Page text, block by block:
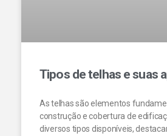
Tipos de telhas e suas
As telhas são elementos
construção e cobertura de
diversos tipos disponíveis,